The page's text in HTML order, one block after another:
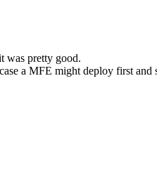
was pretty good.
a MFE might deploy first